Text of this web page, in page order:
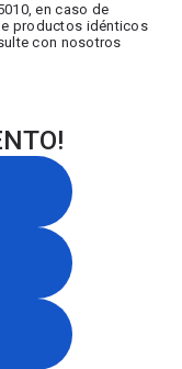
en caso de
productos idénticos
con nosotros